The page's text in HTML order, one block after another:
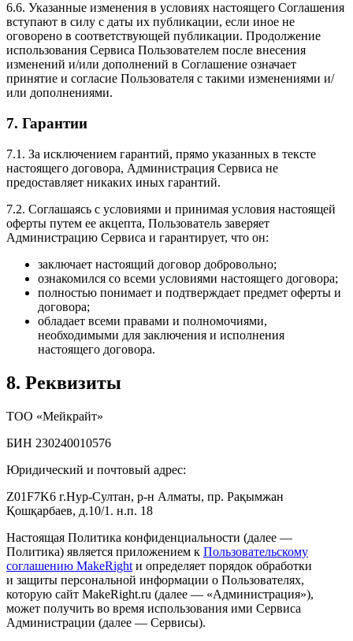
6.6. Указанные изменения в условиях настоящего Соглашения
вступают в силу с даты их публикации, если иное не
оговорено в соответствующей публикации. Продолжение
использования Сервиса Пользователем после внесения
изменений и/или дополнений в Соглашение означает
принятие и согласие Пользователя с такими изменениями и/
или дополнениями.
7. Гарантии
7.1. За исключением гарантий, прямо указанных в тексте
настоящего договора, Администрация Сервиса не
предоставляет никаких иных гарантий.
7.2. Соглашаясь с условиями и принимая условия настоящей
оферты путем ее акцепта, Пользователь заверяет
Администрацию Сервиса и гарантирует, что он:
заключает настоящий договор добровольно;
ознакомился со всеми условиями настоящего договора;
полностью понимает и подтверждает предмет оферты и
договора;
обладает всеми правами и полномочиями,
необходимыми для заключения и исполнения
настоящего договора.
8. Реквизиты
ТОО «Мейкрайт»
БИН 230240010576
Юридический и почтовый адрес:
Z01F7K6 г.Нур-Султан, р-н Алматы, пр. Рақымжан
Қошқарбаев, д.10/1. н.п. 18
Настоящая Политика конфиденциальности (далее —
Политика) является приложением к Пользовательскому
соглашению MakeRight и определяет порядок обработки
и защиты персональной информации о Пользователях,
которую сайт MakeRight.ru (далее — «Администрация»),
может получить во время использования ими Cервиса
Администрации (далее — Сервисы).